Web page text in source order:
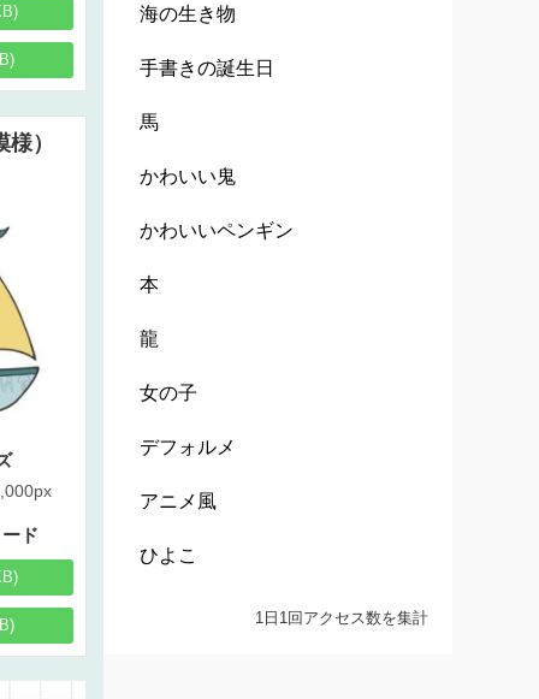
）
ド
海の生き物
手書きの誕生日
馬
かわいい鬼
かわいいペンギン
本
龍
女の子
デフォルメ
アニメ風
ひよこ
1日1回アクセス数を集計